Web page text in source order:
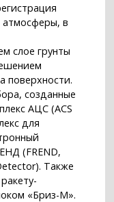
в
слое грунты
поверхности.
созданные
АЦС (ACS
для
(FREND,
Также
«Бриз-М».